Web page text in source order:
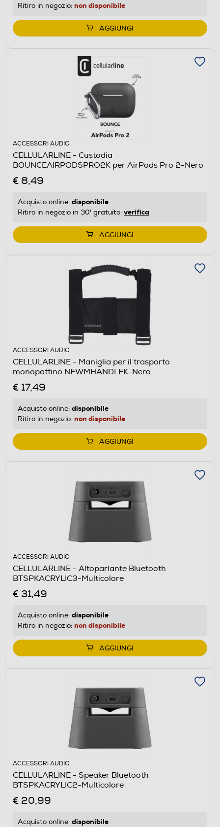
Ritiro in negozio: non disponibile
AGGIUNGI
ACCESSORI AUDIO
CELLULARLINE - Custodia
BOUNCEAIRPODSPRO2K per AirPods Pro 2-Nero
€ 8,49
Acquisto online: disponibile
Ritiro in negozio in 30' gratuito: verifica
AGGIUNGI
ACCESSORI AUDIO
CELLULARLINE - Maniglia per il trasporto
monopattino NEWMHANDLEK-Nero
€ 17,49
Acquisto online: disponibile
Ritiro in negozio: non disponibile
AGGIUNGI
ACCESSORI AUDIO
CELLULARLINE - Altoparlante Bluetooth
BTSPKACRYLIC3-Multicolore
€ 31,49
Acquisto online: disponibile
Ritiro in negozio: non disponibile
AGGIUNGI
ACCESSORI AUDIO
CELLULARLINE - Speaker Bluetooth
BTSPKACRYLIC2-Multicolore
€ 20,99
Acquisto online: disponibile